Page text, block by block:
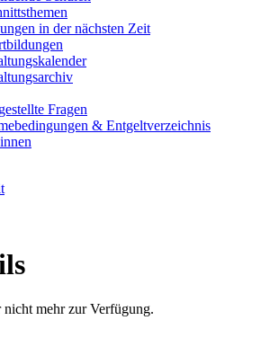
in der nächsten Zeit
Fragen
& Entgeltverzeichnis
mehr zur Verfügung.